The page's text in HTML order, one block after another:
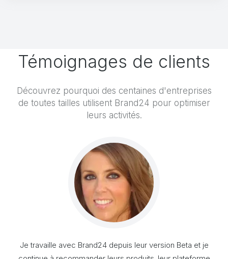
Témoignages de clients
Découvrez pourquoi des centaines d'entreprises
de toutes tailles utilisent Brand24 pour optimiser
leurs activités.
Je travaille avec Brand24 depuis leur version Beta et je